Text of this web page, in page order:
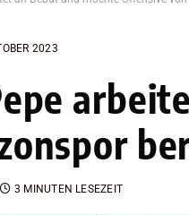
2023
3 MINUTEN LESEZEIT